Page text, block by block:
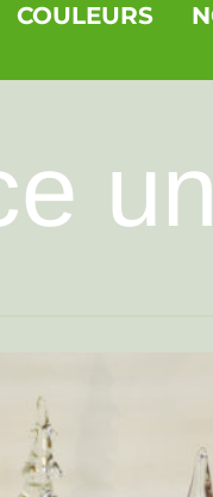
COULEURS